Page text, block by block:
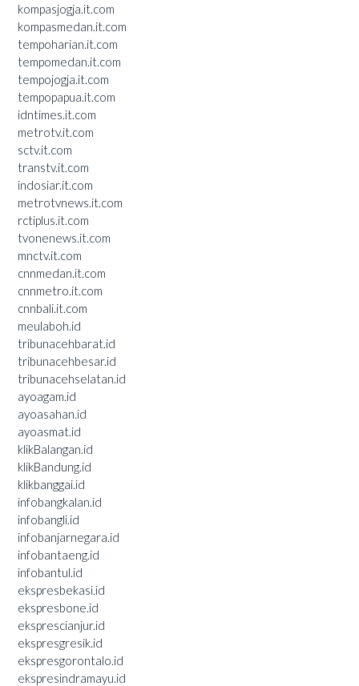
kompasjogja.it.com
kompasmedan.it.com
tempoharian.it.com
tempomedan.it.com
tempojogja.it.com
tempopapua.it.com
idntimes.it.com
metrotv.it.com
sctv.it.com
transtv.it.com
indosiar.it.com
metrotvnews.it.com
rctiplus.it.com
tvonenews.it.com
mnctv.it.com
cnnmedan.it.com
cnnmetro.it.com
cnnbali.it.com
meulaboh.id
tribunacehbarat.id
tribunacehbesar.id
tribunacehselatan.id
ayoagam.id
ayoasahan.id
ayoasmat.id
klikBalangan.id
klikBandung.id
klikbanggai.id
infobangkalan.id
infobangli.id
infobanjarnegara.id
infobantaeng.id
infobantul.id
ekspresbekasi.id
ekspresbone.id
eksprescianjur.id
ekspresgresik.id
ekspresgorontalo.id
ekspresindramayu.id